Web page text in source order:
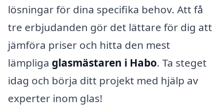
lösningar för dina specifika behov. Att få
tre erbjudanden gör det lättare för dig att
jämföra priser och hitta den mest
lämpliga glasmästaren i Habo. Ta steget
idag och börja ditt projekt med hjälp av
experter inom glas!